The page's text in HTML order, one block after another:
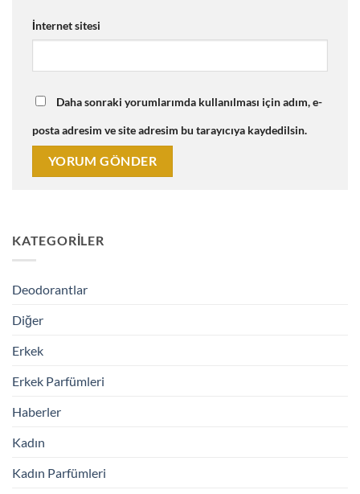
İnternet sitesi
Daha sonraki yorumlarımda kullanılması için adım, e-
posta adresim ve site adresim bu tarayıcıya kaydedilsin.
KATEGORILER
Deodorantlar
Diğer
Erkek
Erkek Parfümleri
Haberler
Kadın
Kadın Parfümleri